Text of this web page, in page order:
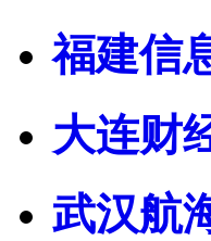
福建信
大连财
武汉航